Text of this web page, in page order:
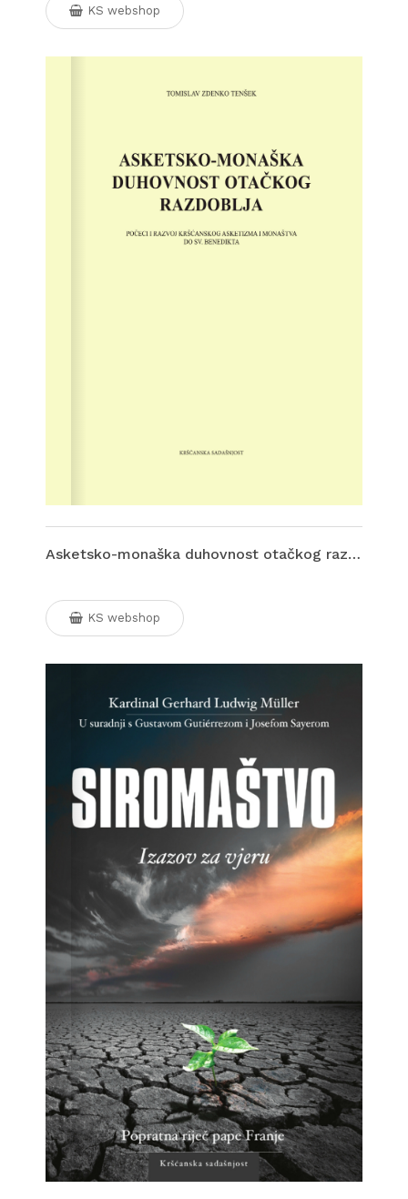
KS webshop
Asketsko-monaška duhovnost otačkog razdoblja
KS webshop